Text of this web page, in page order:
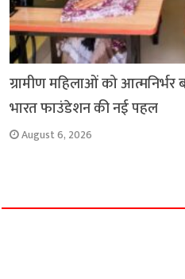
ग्रामीण महिलाओं को आत्मनिर्भर
भारत फाउंडेशन की नई पहल
August 6, 2026